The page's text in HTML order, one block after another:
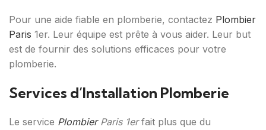
Pour une aide fiable en plomberie, contactez Plombier
Paris 1er. Leur équipe est prête à vous aider. Leur but
est de fournir des solutions efficaces pour votre
plomberie.
Services d’Installation Plomberie
Le service PlombierParis 1erfait plus que du